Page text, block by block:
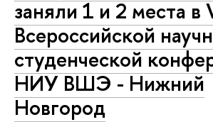
заняли 1 и 2 места в
Всероссийской
студенческой
НИУ ВШЭ - Нижний
Новгород